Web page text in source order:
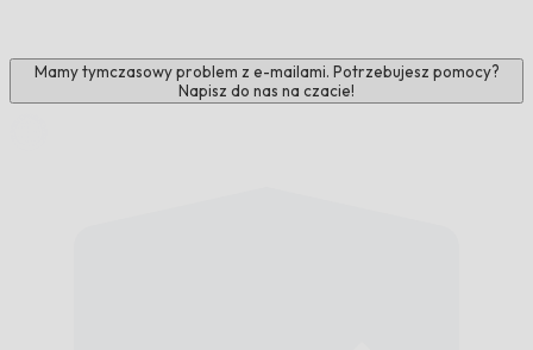
Mamy tymczasowy problem z e-mailami. Potrzebujesz pomocy?
Napisz do nas na czacie!